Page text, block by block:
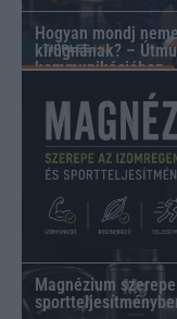
Hogyan mondj
kirúgnának? –
kommunikációhoz
Magnézium